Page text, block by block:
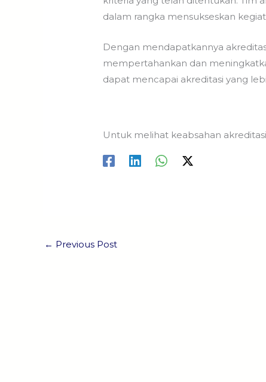
dalam rangka mensukseskan
Dengan mendapatkannya
mempertahankan dan
dapat mencapai akreditasi yang
Untuk melihat keabsahan
← Previous Post